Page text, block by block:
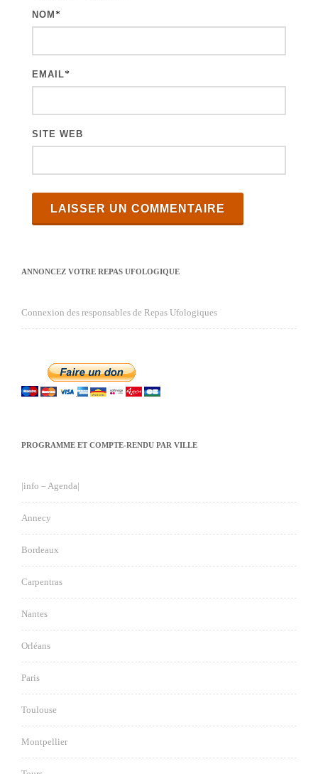
NOM *
EMAIL*
SITE WEB
ANNONCEZ VOTRE REPAS UFOLOGIQUE
Connexion des responsables de Repas Ufologiques
PROGRAMME ET COMPTE-RENDU PAR VILLE
|info – Agenda|
Annecy
Bordeaux
Carpentras
Nantes
Orléans
Paris
Toulouse
Montpellier